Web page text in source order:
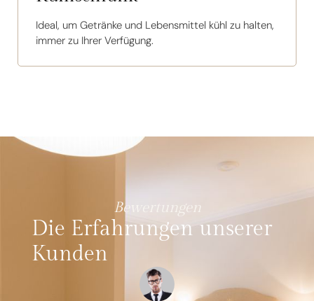
Ideal, um Getränke und Lebensmittel kühl zu halten,
immer zu Ihrer Verfügung.
Bewertungen
Die Erfahrungen unserer
Kunden